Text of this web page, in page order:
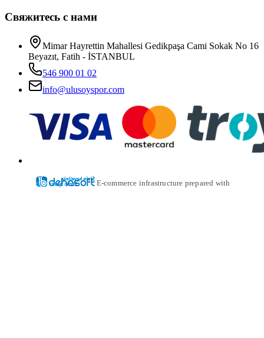
Свяжитесь с нами
Mimar Hayrettin Mahallesi Gedikpaşa Cami Sokak No 16
Beyazıt, Fatih - İSTANBUL
546 900 01 02
info@ulusoyspor.com
E-commerce infrastructure prepared with